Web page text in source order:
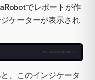
でレポートが作
ケーターが表示され
、このインジケータ